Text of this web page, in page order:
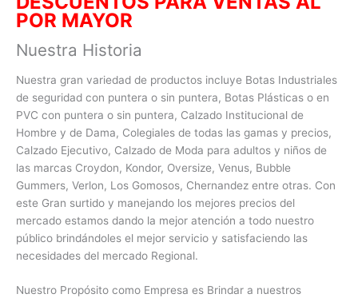
POR MAYOR
Nuestra Historia
Nuestra gran variedad de productos incluye Botas Industriales
de seguridad con puntera o sin puntera, Botas Plásticas o en
PVC con puntera o sin puntera, Calzado Institucional de
Hombre y de Dama, Colegiales de todas las gamas y precios,
Calzado Ejecutivo, Calzado de Moda para adultos y niños de
las marcas Croydon, Kondor, Oversize, Venus, Bubble
Gummers, Verlon, Los Gomosos, Chernandez entre otras. Con
este Gran surtido y manejando los mejores precios del
mercado estamos dando la mejor atención a todo nuestro
público brindándoles el mejor servicio y satisfaciendo las
necesidades del mercado Regional.
Nuestro Propósito como Empresa es Brindar a nuestros